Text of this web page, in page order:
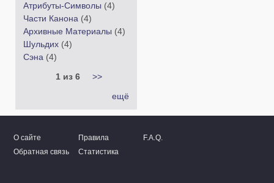
Атрибуты-Символы (4)
Части Канона (4)
Архивные Материалы (4)
Шульдих (4)
Сэна (4)
1 из 6 >>
ещё
О сайте Правила
F.A.Q.
Обратная связь
Статистика